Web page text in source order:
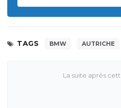
TAGS BMW AUTRICHE